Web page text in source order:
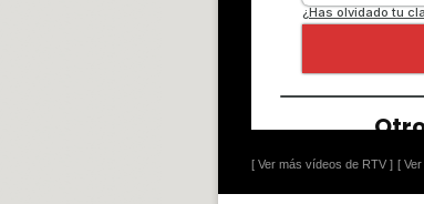
[ Ver más vídeos de RTV ] [